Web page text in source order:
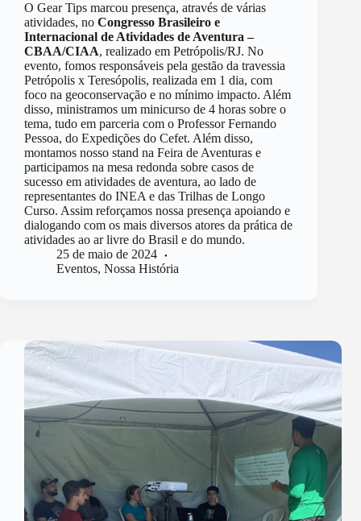
O Gear Tips marcou presença, através de várias
atividades, no Congresso Brasileiro e
Internacional de Atividades de Aventura –
CBAA/CIAA, realizado em Petrópolis/RJ. No
evento, fomos responsáveis pela gestão da travessia
Petrópolis x Teresópolis, realizada em 1 dia, com
foco na geoconservação e no mínimo impacto. Além
disso, ministramos um minicurso de 4 horas sobre o
tema, tudo em parceria com o Professor Fernando
Pessoa, do Expedições do Cefet. Além disso,
montamos nosso stand na Feira de Aventuras e
participamos na mesa redonda sobre casos de
sucesso em atividades de aventura, ao lado de
representantes do INEA e das Trilhas de Longo
Curso. Assim reforçamos nossa presença apoiando e
dialogando com os mais diversos atores da prática de
atividades ao ar livre do Brasil e do mundo.
25 de maio de 2024
Eventos, Nossa História